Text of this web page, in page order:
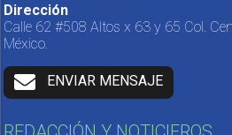
Dirección
Calle 62 #508 Altos x 63 y 65 Col.
México.
ENVIAR MENSAJE